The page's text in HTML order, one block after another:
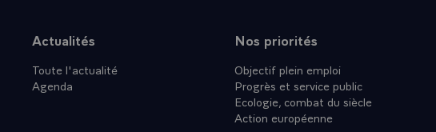
Plan du site
Actualités
Toute l'actualité
Agenda
Nos priorités
Objectif plein emploi
Progrès et service public
Ecologie, combat du siècle
Action européenne